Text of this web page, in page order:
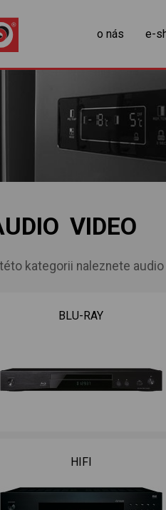
o nás e-
VIDEO
kategorii naleznete
BLU-RAY
HIFI